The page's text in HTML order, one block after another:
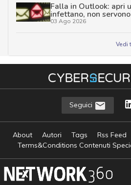
Falla in Outlook: apri
infettano, non
03 Ago 2026
Vedi
Seguici
About Autori Tags Rss Feed
Terms&Conditions Contenuti